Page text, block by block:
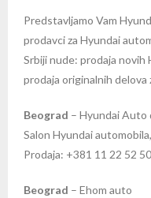
Predstavljamo Vam
prodavci za Hyundai
Srbiji nude: prodaja novih
prodaja originalnih delova
Beograd – Hyundai Auto
Salon Hyundai
Prodaja: +381 11 22 52
Beograd – Ehom auto